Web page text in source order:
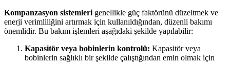
Kompanzasyon sistemleri genellikle güç faktörünü düzeltmek ve
enerji verimliliğini artırmak için kullanıldığından, düzenli bakımı
önemlidir. Bu bakım işlemleri aşağıdaki şekilde yapılabilir:
Kapasitör veya bobinlerin kontrolü: Kapasitör veya
bobinlerin sağlıklı bir şekilde çalıştığından emin olmak için